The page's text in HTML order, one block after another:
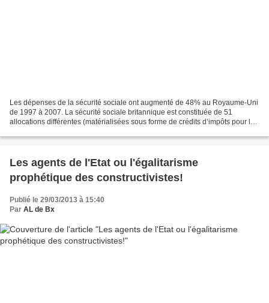
Les dépenses de la sécurité sociale ont augmenté de 48% au Royaume-Uni
de 1997 à 2007. La sécurité sociale britannique est constituée de 51
allocations différentes (matérialisées sous forme de crédits d’impôts pour le
Les agents de l'Etat ou l'égalitarisme
prophétique des constructivistes!
Publié le 29/03/2013 à 15:40
Par AL de Bx